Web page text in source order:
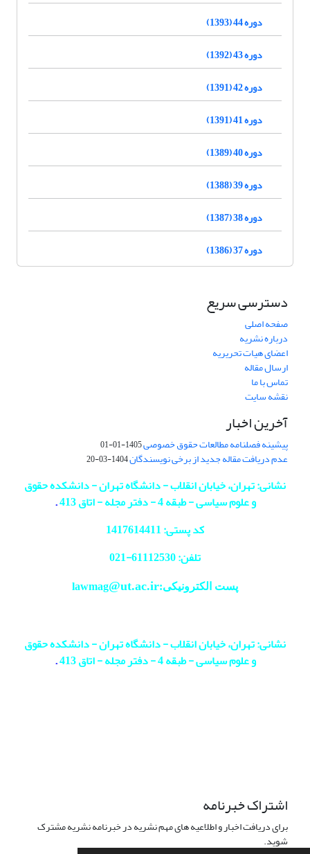
دوره 44 (1393)
دوره 43 (1392)
دوره 42 (1391)
دوره 41 (1391)
دوره 40 (1389)
دوره 39 (1388)
دوره 38 (1387)
دوره 37 (1386)
دسترسی سریع
صفحه اصلی
درباره نشریه
اعضای هیات تحریریه
ارسال مقاله
تماس با ما
نقشه سایت
آخرین اخبار
پیشینه فصلنامه مطالعات حقوق خصوصی1405-01-01
عدم دریافت مقاله جدید از برخی نویسندگان1404-03-20
نشانی: تهران، خیابان انقلاب - دانشگاه تهران - دانشکده حقوق
و علوم سیاسی - طبقه 4 - دفتر مجله - اتاق 413
.
کد پستی: 1417614411
تلفن: 61112530-
021
پست الکترونیکی:lawmag@ut.ac.ir
نشانی: تهران، خیابان انقلاب - دانشگاه تهران - دانشکده حقوق
و علوم سیاسی - طبقه 4 - دفتر مجله - اتاق 413
.
اشتراک خبرنامه
برای دریافت اخبار و اطلاعیه های مهم نشریه در خبرنامه نشریه مشترک
شوید.